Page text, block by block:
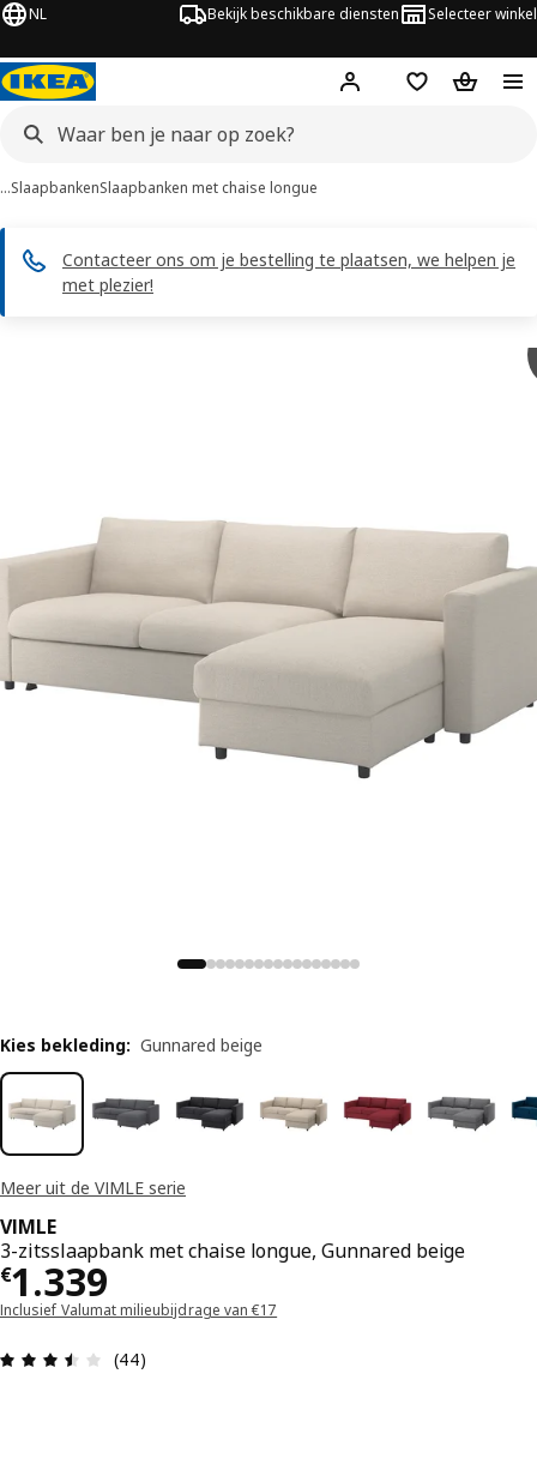
NL Bekijk beschikbare diensten Selecteer winkel
Hej! Log inVerlanglijstje
…SlaapbankenSlaapbanken met chaise longue
Contacteer ons om je bestelling te plaatsen, we helpen je
met plezier!
Meer uit de VIMLE serie
VIMLE
3-zitsslaapbank met chaise longue, Gunnared beige
€1.339
€ 1339
Inclusief Valumat milieubijdrage van €17
Beoordeling: 3.5 van 5 sterren. Totaal
(44)
Kies bekleding: Gunnared beige